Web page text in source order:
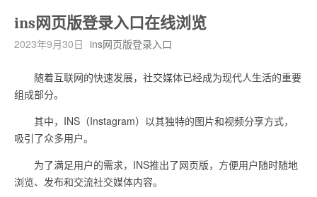
ins网页版登录入口在线浏览
2023年9月30日 ins网页版登录入口
随着互联网的快速发展，社交媒体已经成为现代人生活的重要
组成部分。
其中，INS（Instagram）以其独特的图片和视频分享方式，
吸引了众多用户。
为了满足用户的需求，INS推出了网页版，方便用户随时随地
浏览、发布和交流社交媒体内容。